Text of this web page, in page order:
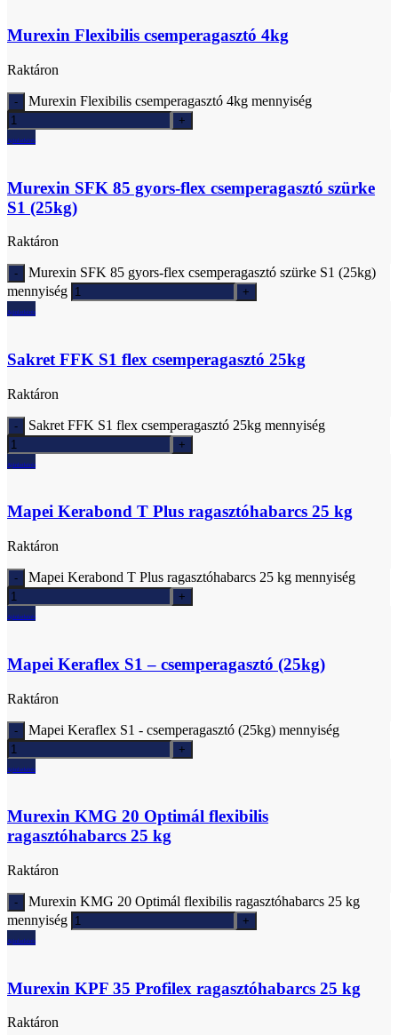
Murexin Flexibilis csemperagasztó 4kg
Raktáron
Murexin Flexibilis csemperagasztó 4kg mennyiség
Ajánlatkérés
Murexin SFK 85 gyors-flex csemperagasztó szürke
S1 (25kg)
Raktáron
Murexin SFK 85 gyors-flex csemperagasztó szürke S1 (25kg)
mennyiség
Ajánlatkérés
Sakret FFK S1 flex csemperagasztó 25kg
Raktáron
Sakret FFK S1 flex csemperagasztó 25kg mennyiség
Ajánlatkérés
Mapei Kerabond T Plus ragasztóhabarcs 25 kg
Raktáron
Mapei Kerabond T Plus ragasztóhabarcs 25 kg mennyiség
Ajánlatkérés
Mapei Keraflex S1 – csemperagasztó (25kg)
Raktáron
Mapei Keraflex S1 - csemperagasztó (25kg) mennyiség
Ajánlatkérés
Murexin KMG 20 Optimál flexibilis
ragasztóhabarcs 25 kg
Raktáron
Murexin KMG 20 Optimál flexibilis ragasztóhabarcs 25 kg
mennyiség
Ajánlatkérés
Murexin KPF 35 Profilex ragasztóhabarcs 25 kg
Raktáron